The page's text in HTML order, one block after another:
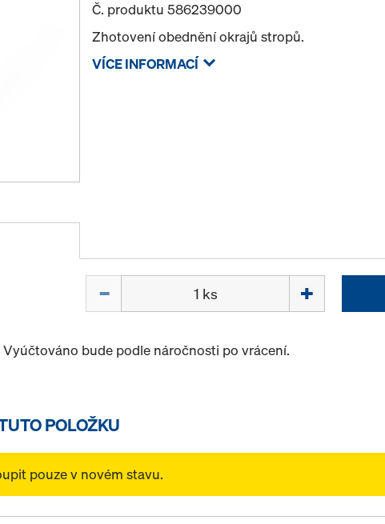
Č. produktu586239000
Zhotovení obednění okrajů stropů.
VÍCE INFORMACÍ
bude podle náročnosti po vrácení.
POLOŽKU
pouze v novém stavu.